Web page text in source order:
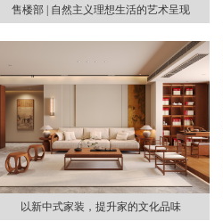
售楼部 | 自然主义理想生活的艺术呈现
以新中式家装，提升家的文化品味